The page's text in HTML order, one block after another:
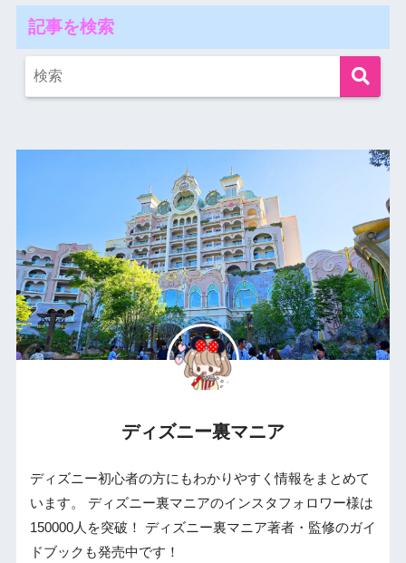
記事を検索
ディズニー裏マニア
ディズニー初心者の方にもわかりやすく情報をまとめて
います。 ディズニー裏マニアのインスタフォロワー様は
150000人を突破！ ディズニー裏マニア著者・監修のガイ
ドブックも発売中です！